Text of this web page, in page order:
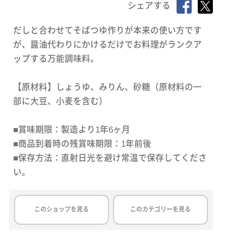
シェアする
だしと合わせてそばつゆ作りが本来の使い方です
が、醤油代わりにかけるだけでお料理がランクア
ップする万能調味料。
【原材料】しょうゆ、みりん、砂糖（原材料の一
部に大豆、小麦を含む）
■賞味期限：製造より1年6ヶ月
■商品到着時の残賞味期限：1年前後
■保存方法：直射日光を避け常温で保存してくださ
い。
このショップを見る このカテゴリーを見る